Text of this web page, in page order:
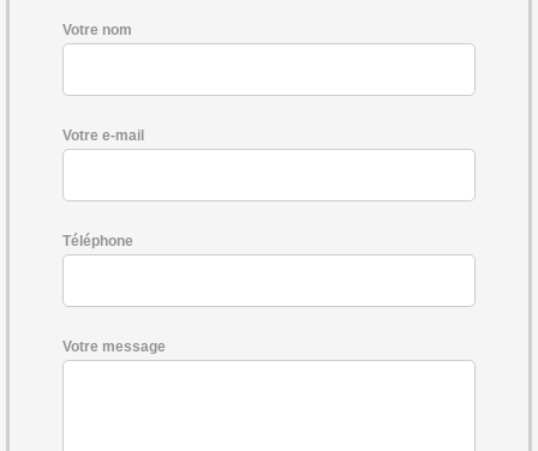
Votre nom
Votre e-mail
Téléphone
Votre message